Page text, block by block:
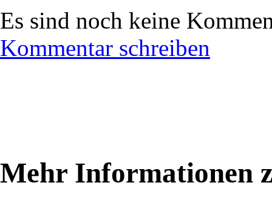
Es sind noch keine
Kommentar schreiben
Mehr Informationen